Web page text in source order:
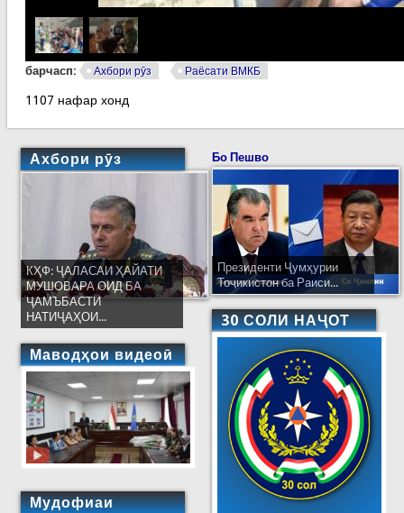
барчасп: Ахбори рӯз Раёсати ВМКБ
1107 нафар хонд
Ахбори рӯз
КҲФ: ҶАЛАСАИ ҲАЙАТИ
МУШОВАРА ОИД БА
ҶАМЪБАСТИ
НАТИҶАҲОИ...
Маводҳои видеоӣ
Мудофиаи
Бо Пешво
Президенти Ҷумҳурии
Тоҷикистон ба Раиси...
30 СОЛИ НАҶОТ